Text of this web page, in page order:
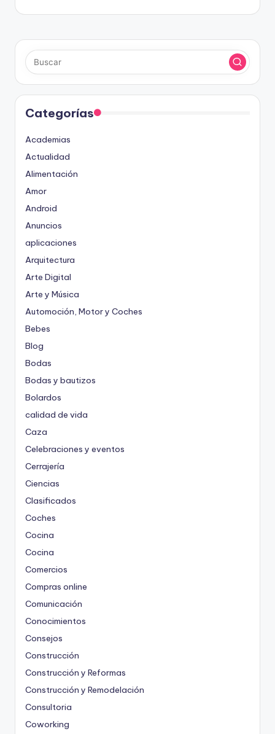
Categorías
Academias
Actualidad
Alimentación
Amor
Android
Anuncios
aplicaciones
Arquitectura
Arte Digital
Arte y Música
Automoción, Motor y Coches
Bebes
Blog
Bodas
Bodas y bautizos
Bolardos
calidad de vida
Caza
Celebraciones y eventos
Cerrajería
Ciencias
Clasificados
Coches
Cocina
Cocina
Comercios
Compras online
Comunicación
Conocimientos
Consejos
Construcción
Construcción y Reformas
Construcción y Remodelación
Consultoria
Coworking